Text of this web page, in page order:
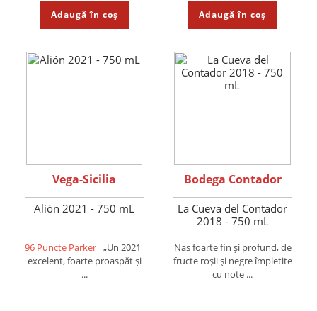
Adaugă în coș Adaugă în coș
Vega-Sicilia
Alión 2021 - 750 mL
96 Puncte Parker „Un 2021
excelent, foarte proaspăt și
...
Bodega Contador
La Cueva del Contador
2018 - 750 mL
Nas foarte fin și profund, de
fructe roșii și negre împletite
cu note ...